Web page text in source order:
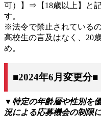
可）】⇒【18歳以上】と
す。
※法令で禁止されている
高校生の言及はなく、20
め。
■2024年6月変更分■
▼特定の年齢層や性別を
況による応募機会の制限